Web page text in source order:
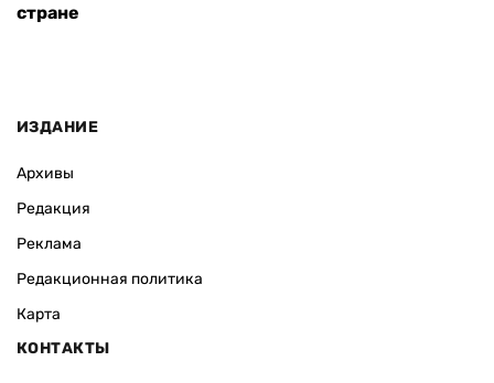
стране
ИЗДАНИЕ
Архивы
Редакция
Реклама
Редакционная политика
Карта
КОНТАКТЫ